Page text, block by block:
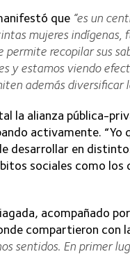
que“es un
mujeres indígenas,
recopilar sus
y estamos viendo
además diversificar
la alianza pública-
activamente. “Yo
desarrollar en
sociales como los
acompañado
compartieron con
sentidos. En primer